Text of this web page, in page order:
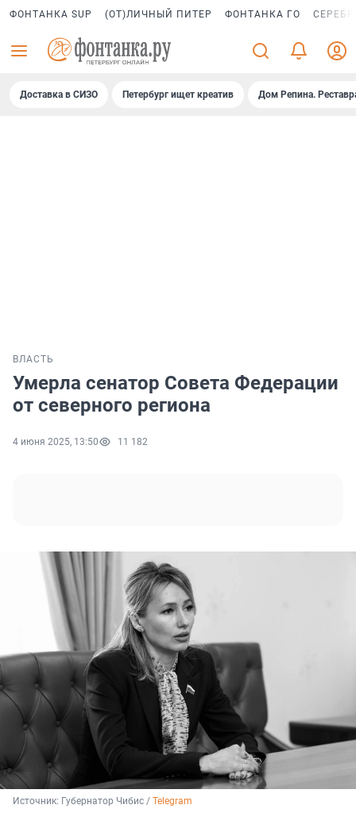
ФОНТАНКА SUP (ОТ)ЛИЧНЫЙ ПИТЕР ФОНТАНКА ГО
Доставка в СИЗО Петербург ищет креатив Дом Репина.
ВЛАСТЬ
Умерла сенатор Совета Федерации
от северного региона
4 июня 2025, 13:50 11 182
Источник: Губернатор Чибис / Telegram